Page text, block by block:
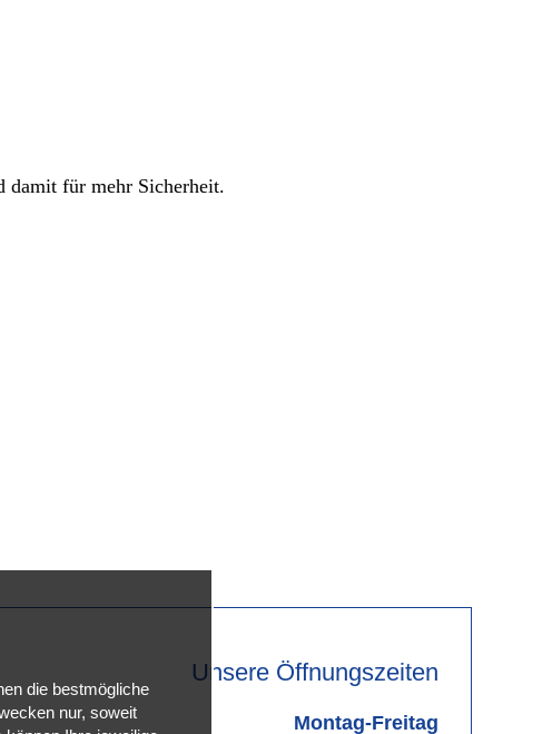
damit für mehr Sicherheit.
Unsere Öffnungszeiten
Montag-Freitag
die bestmögliche
nur, soweit